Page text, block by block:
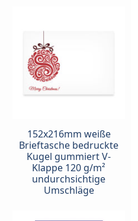
152x216mm weiße
Brieftasche bedruckte
Kugel gummiert V-
Klappe 120 g/m²
undurchsichtige
Umschläge